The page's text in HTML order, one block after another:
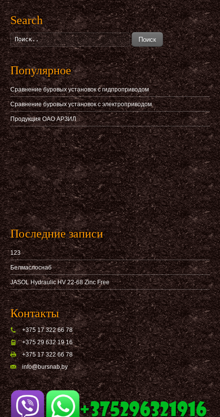
Search
Поиск
Популярное
Сравнение буровых установок с гидпроприводом
Сравнение буровых установок с электроприводом
Продукция ОАО АРЗИЛ
Последние записи
123
Белмаслоснаб
JASOL Hydraulic HV 22-68 Zinc Free
Контакты
+375 17 322 66 78
+375 29 632 19 16
+375 17 322 66 78
info@bursnab,by